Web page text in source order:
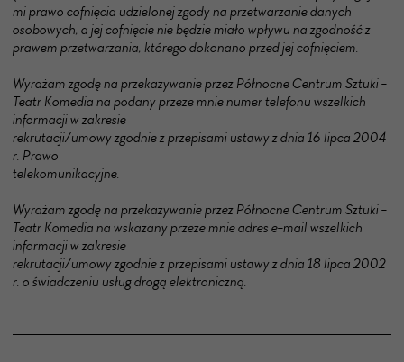
mi prawo cofnięcia udzielonej zgody na przetwarzanie danych
osobowych, a jej cofnięcie nie będzie miało wpływu na zgodność z
prawem przetwarzania, którego dokonano przed jej cofnięciem.
Wyrażam zgodę na przekazywanie przez Północne Centrum Sztuki -
Teatr Komedia na podany przeze mnie numer telefonu wszelkich
informacji w zakresie
rekrutacji/umowy zgodnie z przepisami ustawy z dnia 16 lipca 2004
r. Prawo
telekomunikacyjne.
Wyrażam zgodę na przekazywanie przez Północne Centrum Sztuki -
Teatr Komedia na wskazany przeze mnie adres e-mail wszelkich
informacji w zakresie
rekrutacji/umowy zgodnie z przepisami ustawy z dnia 18 lipca 2002
r. o świadczeniu usług drogą elektroniczną.